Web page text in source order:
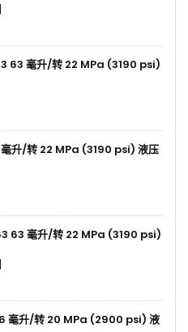
63 毫升/转 22 MPa (3190 psi)
升/转 22 MPa (3190 psi) 液压
63 毫升/转 22 MPa (3190 psi)
毫升/转 20 MPa (2900 psi) 液